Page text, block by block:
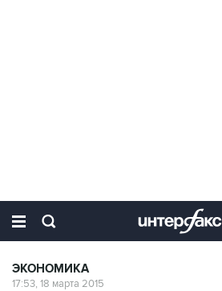
ЭКОНОМИКА
17:53, 18 марта 2015